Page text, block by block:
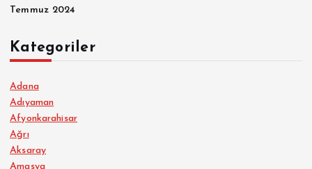
Temmuz 2024
Kategoriler
Adana
Adıyaman
Afyonkarahisar
Ağrı
Aksaray
Amasya